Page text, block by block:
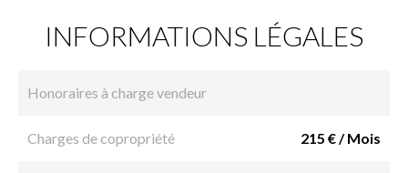
INFORMATIONS LÉGALES
Honoraires à charge vendeur
Charges de copropriété 215 € / Mois